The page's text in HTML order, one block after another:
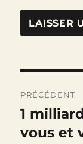
de
l’article
PRÉCÉDENT
Publication
précédente :
1
vous et